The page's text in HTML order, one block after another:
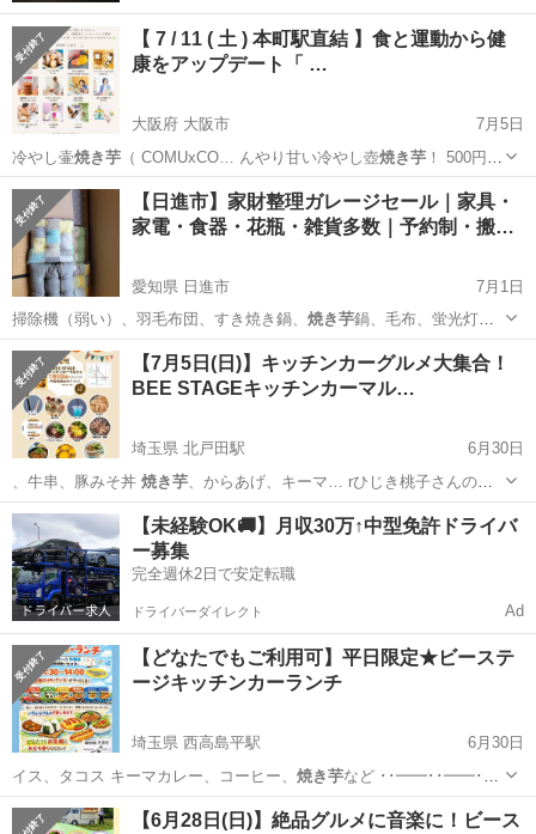
【 7 / 11 ( 土 ) 本町駅直結 】食と運動から健
康をアップデート「 …
大阪府 大阪市
7月5日
冷やし壷焼き芋（ COMUxCO… んやり甘い冷やし壺焼き芋！ 500円
…大阪 大阪市 その他 入場無料
【日進市】家財整理ガレージセール｜家具・
家電・食器・花瓶・雑貨多数｜予約制・搬…
愛知県 日進市
7月1日
掃除機（弱い）、羽毛布団、すき焼き鍋、 焼き芋鍋、毛布、蛍光灯、
物干しざお" \10…
愛知 日進市 フリーマーケット 雑貨
【7月5日(日)】キッチンカーグルメ大集合！
BEE STAGEキッチンカーマル…
埼玉県 北戸田駅
6月30日
、牛串、豚みそ丼 焼き芋、からあげ、キーマ… rひじき桃子さんの焼
き芋屋さんと ビーステ… のコラボメニュー焼き芋ブリュレ、 ♕ 小さ
く生きる焼き芋 屋さん🍠 冷やし焼き芋 ♛ Food …
埼玉 戸田市 北戸田駅 地域/お祭り キッチンカー
【未経験OK🚚】月収30万↑中型免許ドライバ
ー募集
完全週休2日で安定転職
ドライバーダイレクト Ad
【どなたでもご利用可】平日限定★ビーステ
ージキッチンカーランチ
埼玉県 西高島平駅
6月30日
イス、タコス キーマカレー、コーヒー、 焼き芋など ･･━━･･━━･･
━━･･━…
埼玉 戸田市 西高島平駅 その他 キッチンカー
【6月28日(日)】絶品グルメに音楽に！ビース